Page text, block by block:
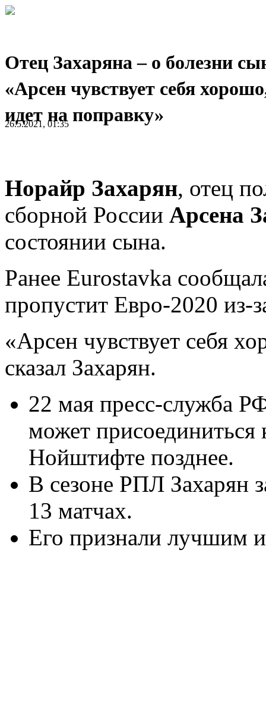
Отец Захаряна – о болезни
«Арсен чувствует себя
идeт на поправку»
26.5.2021, 01:35
Норайр Захарян, отец
сборной России Арсена
состоянии сына.
Ранее Eurostavka
пропустит Евро-2020 из-
«Арсен чувствует себя
сказал Захарян.
22 мая пресс-служба
может присоединиться
Нойштифте позднее.
В сезоне РПЛ Захарян
13 матчах.
Его признали лучшим